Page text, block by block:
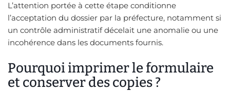
L’attention portée à cette étape conditionne
l’acceptation du dossier par la préfecture, notamment si
un contrôle administratif décelait une anomalie ou une
incohérence dans les documents fournis.
Pourquoi imprimer le formulaire
et conserver des copies ?